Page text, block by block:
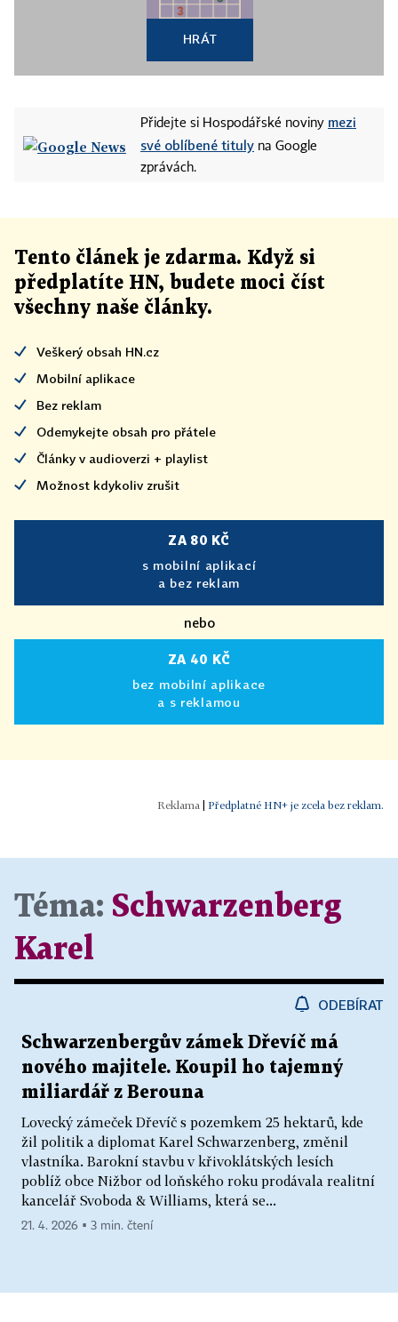
HRÁT
Přidejte si Hospodářské noviny mezi
své oblíbené tituly na Google
zprávách.
Tento článek je zdarma. Když si
předplatíte HN, budete moci číst
všechny naše články.
Veškerý obsah HN.cz
Mobilní aplikace
Bez reklam
Odemykejte obsah pro přátele
Články v audioverzi + playlist
Možnost kdykoliv zrušit
ZA 80 KČ
s mobilní aplikací
a bez reklam
nebo
ZA 40 KČ
bez mobilní aplikace
a s reklamou
| Předplatné HN+ je zcela bez reklam.
Téma: Schwarzenberg
Karel
ODEBÍRAT
Schwarzenbergův zámek Dřevíč má
nového majitele. Koupil ho tajemný
miliardář z Berouna
Lovecký zámeček Dřevíč s pozemkem 25 hektarů, kde
žil politik a diplomat Karel Schwarzenberg, změnil
vlastníka. Barokní stavbu v křivoklátských lesích
poblíž obce Nižbor od loňského roku prodávala realitní
kancelář Svoboda & Williams, která se...
21. 4. 2026 ▪ 3 min. čtení